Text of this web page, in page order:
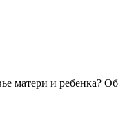
матери и ребенка? Об